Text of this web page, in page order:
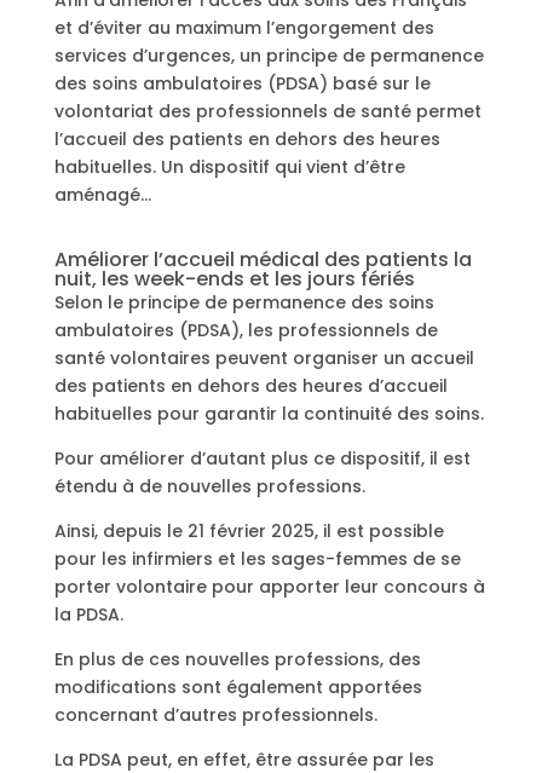
et d’éviter au maximum l’engorgement des
services d’urgences, un principe de permanence
des soins ambulatoires (PDSA) basé sur le
volontariat des professionnels de santé permet
l’accueil des patients en dehors des heures
habituelles. Un dispositif qui vient d’être
aménagé…
Améliorer l’accueil médical des patients la
nuit, les week-ends et les jours fériés
Selon le principe de permanence des soins
ambulatoires (PDSA), les professionnels de
santé volontaires peuvent organiser un accueil
des patients en dehors des heures d’accueil
habituelles pour garantir la continuité des soins.
Pour améliorer d’autant plus ce dispositif, il est
étendu à de nouvelles professions.
Ainsi, depuis le 21 février 2025, il est possible
pour les infirmiers et les sages-femmes de se
porter volontaire pour apporter leur concours à
la PDSA.
En plus de ces nouvelles professions, des
modifications sont également apportées
concernant d’autres professionnels.
La PDSA peut, en effet, être assurée par les